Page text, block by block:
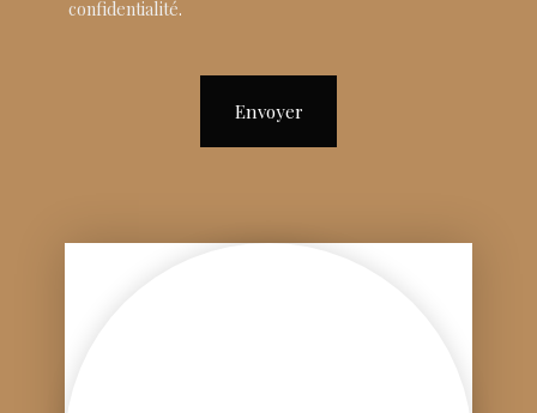
confidentialité.
Envoyer